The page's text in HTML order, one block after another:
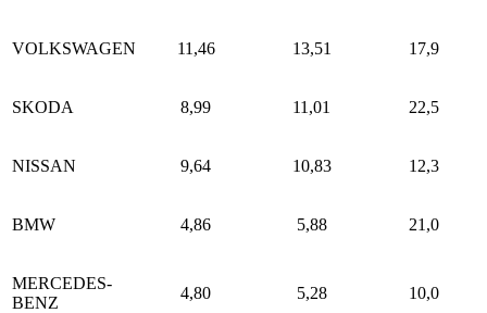
VOLKSWAGEN 11,46 13,51 17,9
SKODA 8,99 11,01 22,5
NISSAN 9,64 10,83 12,3
BMW 4,86 5,88 21,0
MERCEDES-
BENZ
4,80 5,28 10,0